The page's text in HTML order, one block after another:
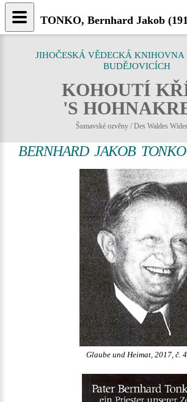
JIHOČESKÁ VĚDECKÁ KNIHOVNA
BUDĚJOVICÍCH
KOHOUTÍ
'S
Šumavské ozvěny / Des Waldes
BERNHARD JAKOB TONKO
Glaube und Heimat, 2017, č.
TONKO, Bernhard Jakob